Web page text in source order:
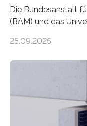
Die Bundesanstalt
(BAM) und das
untersuchen in
Ziel ist es, die
sicherem und
Textilbeton ist ein
einer feinkörnigen
25.09.2025